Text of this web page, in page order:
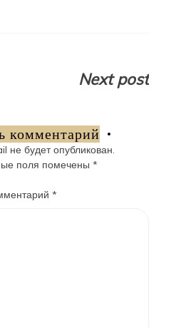
Next post
комментарий
не будет опубликован.
поля помечены *
*